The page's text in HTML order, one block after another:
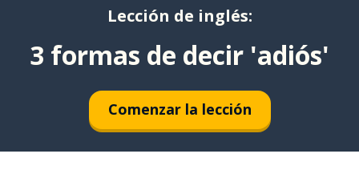
Lección de inglés:
3 formas de decir 'adiós'
Comenzar la lección